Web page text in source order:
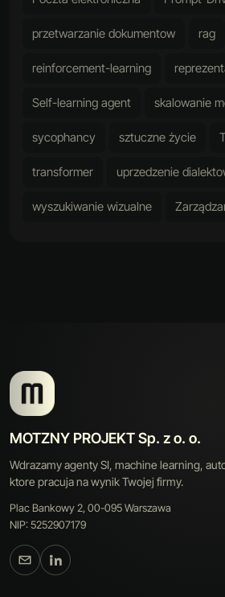
przetwarzanie dokumentow rag
reinforcement-learning
Self-learning agent skalowanie
sycophancy sztuczne życie
transformer uprzedzenie
wyszukiwanie wizualne
MOTZNY PROJEKT Sp. z o. o.
Wdrazamy agenty SI, machine learning,
ktore pracuja na wynik Twojej firmy.
Plac Bankowy 2, 00-095 Warszawa
NIP: 5252907179